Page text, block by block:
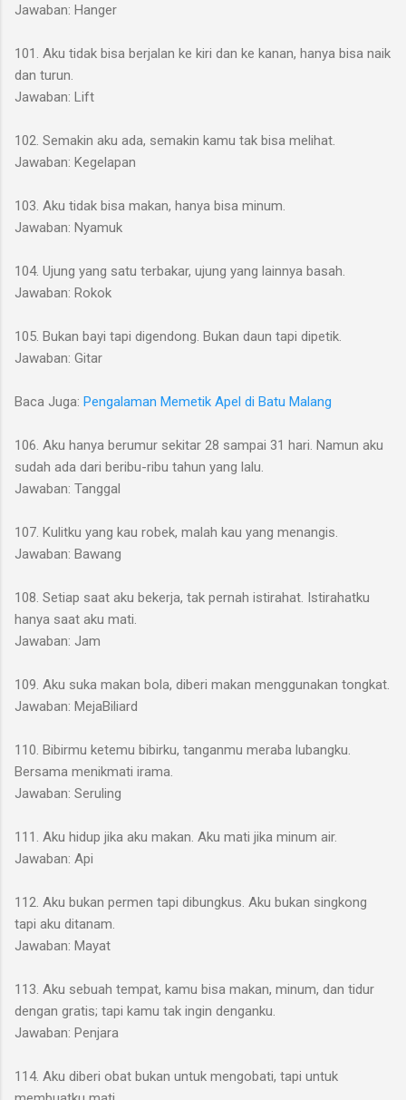
Jawaban: Hanger
101. Aku tidak bisa berjalan ke kiri dan ke kanan, hanya bisa naik
dan turun.
Jawaban: Lift
102. Semakin aku ada, semakin kamu tak bisa melihat.
Jawaban: Kegelapan
103. Aku tidak bisa makan, hanya bisa minum.
Jawaban: Nyamuk
104. Ujung yang satu terbakar, ujung yang lainnya basah.
Jawaban: Rokok
105. Bukan bayi tapi digendong. Bukan daun tapi dipetik.
Jawaban: Gitar
Baca Juga: Pengalaman Memetik Apel di Batu Malang
106. Aku hanya berumur sekitar 28 sampai 31 hari. Namun aku
sudah ada dari beribu-ribu tahun yang lalu.
Jawaban: Tanggal
107. Kulitku yang kau robek, malah kau yang menangis.
Jawaban: Bawang
108. Setiap saat aku bekerja, tak pernah istirahat. Istirahatku
hanya saat aku mati.
Jawaban: Jam
109. Aku suka makan bola, diberi makan menggunakan tongkat.
Jawaban: MejaBiliard
110. Bibirmu ketemu bibirku, tanganmu meraba lubangku.
Bersama menikmati irama.
Jawaban: Seruling
111. Aku hidup jika aku makan. Aku mati jika minum air.
Jawaban: Api
112. Aku bukan permen tapi dibungkus. Aku bukan singkong
tapi aku ditanam.
Jawaban: Mayat
113. Aku sebuah tempat, kamu bisa makan, minum, dan tidur
dengan gratis; tapi kamu tak ingin denganku.
Jawaban: Penjara
114. Aku diberi obat bukan untuk mengobati, tapi untuk